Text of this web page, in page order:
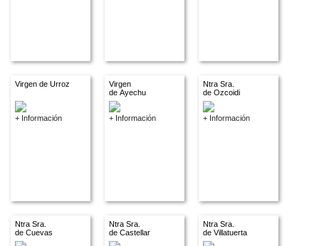
Virgen de Urroz
+ Información
Virgen
de Ayechu
+ Información
Ntra Sra.
de Ozcoidi
+ Información
Ntra Sra.
de Cuevas
Ntra Sra.
de Castellar
Ntra Sra.
de Villatuerta